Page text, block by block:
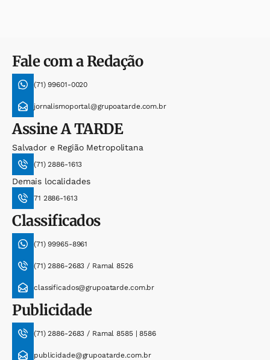
Fale com a Redação
(71) 99601-0020
jornalismoportal@grupoatarde.com.br
AssineA TARDE
Salvador e Região Metropolitana
(71) 2886-1613
Demais localidades
71 2886-1613
Classificados
(71) 99965-8961
(71) 2886-2683 / Ramal 8526
classificados@grupoatarde.com.br
Publicidade
(71) 2886-2683 / Ramal 8585 | 8586
publicidade@grupoatarde.com.br